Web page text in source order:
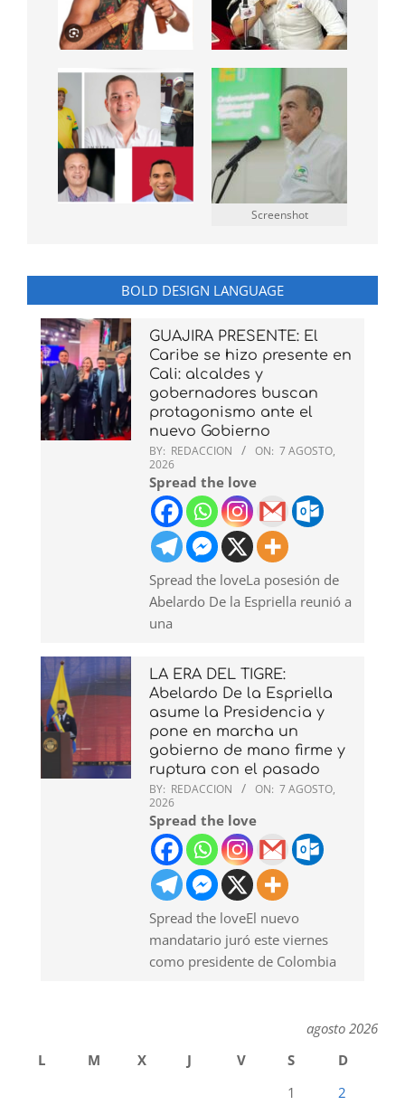
Screenshot
BOLD DESIGN LANGUAGE
GUAJIRA PRESENTE: El
Caribe se hizo presente en
Cali: alcaldes y
gobernadores buscan
protagonismo ante el
nuevo Gobierno
BY: REDACCION ON: 7 AGOSTO,
2026
Spread the love
Spread the loveLa posesión de
Abelardo De la Espriella reunió a
una
LA ERA DEL TIGRE:
Abelardo De la Espriella
asume la Presidencia y
pone en marcha un
gobierno de mano firme y
ruptura con el pasado
BY: REDACCION ON: 7 AGOSTO,
2026
Spread the love
Spread the loveEl nuevo
mandatario juró este viernes
como presidente de Colombia
agosto 2026
L
M X J V S
D
1
2